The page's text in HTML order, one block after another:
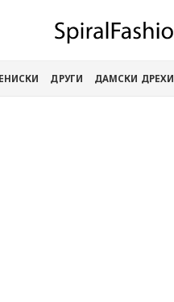
ДРУГИ ДАМСКИ ДРЕХИ